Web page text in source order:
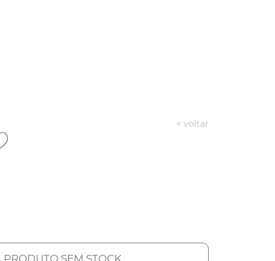
< voltar
PRODUTO SEM STOCK